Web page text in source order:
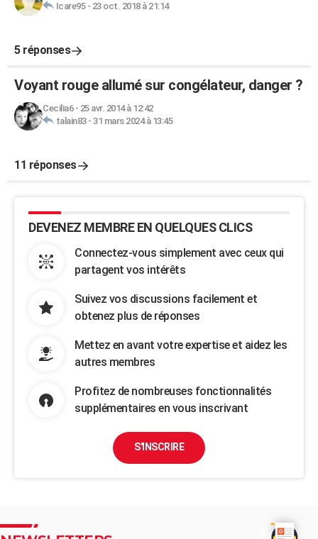
Icare95- 23 oct. 2018 à 21:14
5 réponses
Voyant rouge allumé sur congélateur, danger ?
Cecilia6- 25 avr. 2014 à 12:42
talain83- 31 mars 2024 à 13:45
11 réponses
DEVENEZ MEMBRE EN QUELQUES CLICS
Connectez-vous simplement avec ceux qui
partagent vos intérêts
Suivez vos discussions facilement et
obtenez plus de réponses
Mettez en avant votre expertise et aidez les
autres membres
Profitez de nombreuses fonctionnalités
supplémentaires en vous inscrivant
S'INSCRIRE